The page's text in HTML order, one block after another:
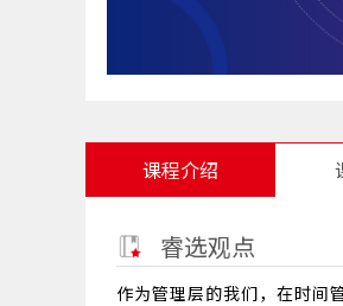
课程介绍
睿选观点
作为管理层的我们，在时间